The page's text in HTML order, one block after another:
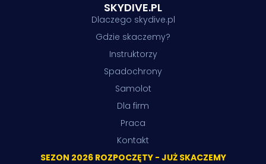
SKYDIVE.PL
Dlaczego skydive.pl
Gdzie skaczemy?
Instruktorzy
Spadochrony
Samolot
Dla firm
Praca
Kontakt
SEZON 2026 ROZPOCZĘTY - JUŻ SKACZEMY